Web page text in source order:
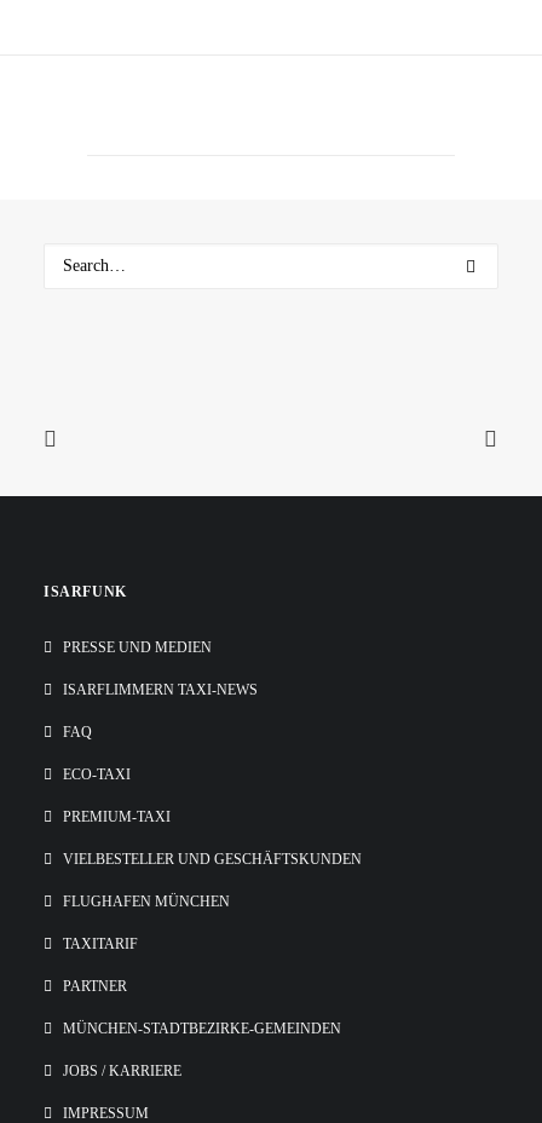
ISARFUNK
PRESSE UND MEDIEN
ISARFLIMMERN TAXI-NEWS
FAQ
ECO-TAXI
PREMIUM-TAXI
VIELBESTELLER UND GESCHÄFTSKUNDEN
FLUGHAFEN MÜNCHEN
TAXITARIF
PARTNER
MÜNCHEN-STADTBEZIRKE-GEMEINDEN
JOBS / KARRIERE
IMPRESSUM